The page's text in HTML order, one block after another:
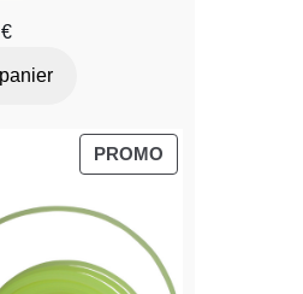
€
PROMO